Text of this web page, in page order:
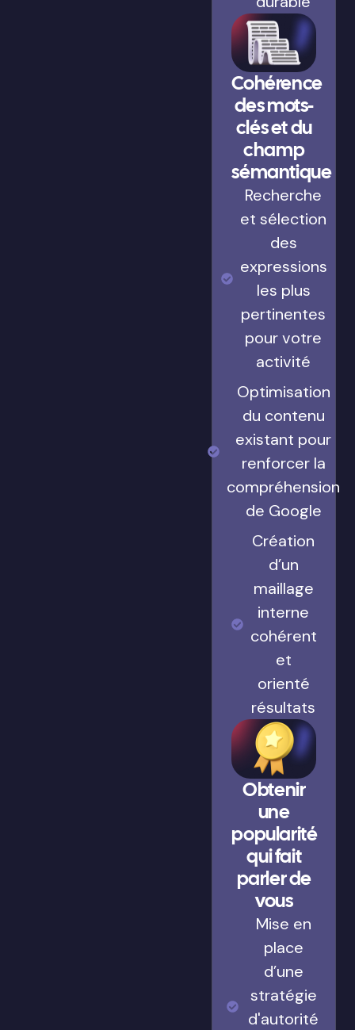
Cohérence
des mots-
clés et du
champ
sémantique
Recherche
et sélection
des
expressions
les plus
pertinentes
pour votre
activité
Optimisation
du contenu
existant pour
renforcer la
compréhension
de Google
Création
d’un
maillage
interne
cohérent
et
orienté
résultats
Obtenir
une
popularité
qui fait
parler de
vous
Mise en
place
d’une
stratégie
d'autorité